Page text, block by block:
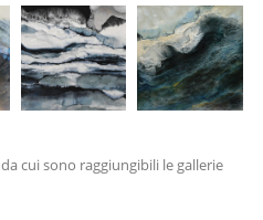
da cui sono raggiungibili le gallerie